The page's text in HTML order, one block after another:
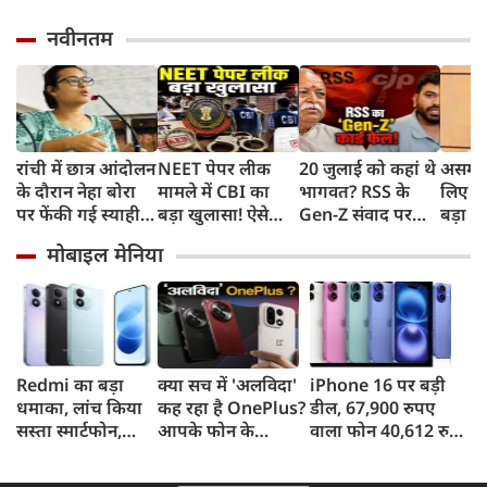
नवीनतम
रांची में छात्र आंदोलन
के दौरान नेहा बोरा
पर फेंकी गई स्याही,
पेलेट से नहीं डरे, इससे
भी नहीं डरेंगे
NEET पेपर लीक
मामले में CBI का
बड़ा खुलासा! ऐसे
हैरान करने वाला
तरीका आया सामने
20 जुलाई को कहां थे
भागवत? RSS के
Gen-Z संवाद पर
हमला, बोले- अब
बहुत देर हो गई!
असम
लिए
बड़ा
रुपए
मोबाइल मेनिया
Redmi का बड़ा
धमाका, लांच किया
सस्ता स्मार्टफोन,
क्या सच में 'अलविदा'
कह रहा है OnePlus?
आपके फोन के
iPhone 16 पर बड़ी
डील, 67,900 रुपए
वाला फोन 40,612 रुपए